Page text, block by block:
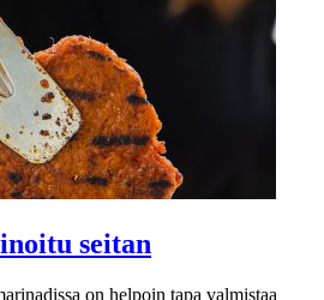
seitan
on helpoin tapa valmistaa